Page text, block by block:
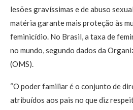
lesões gravíssimas e de abuso
matéria garante mais proteção às
feminicídio. No Brasil, a taxa de
no mundo, segundo dados da
(OMS).
“O poder familiar é o conjunto de
atribuídos aos pais no que diz